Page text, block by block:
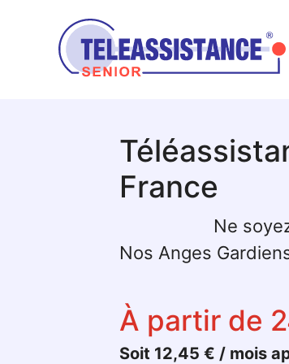
France
Ne
Nos Anges
À partir de
Soit 12,45 € / mois